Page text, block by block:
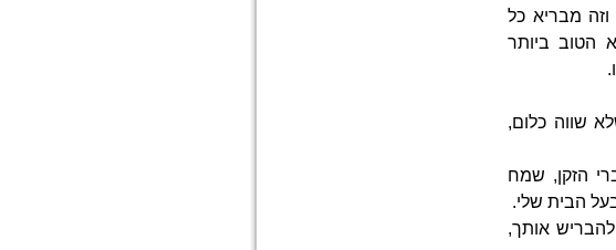
מבריא כל
הטוב ביותר
שווה כלום,
הזקן, שמח
הבית שלי.
אותך,